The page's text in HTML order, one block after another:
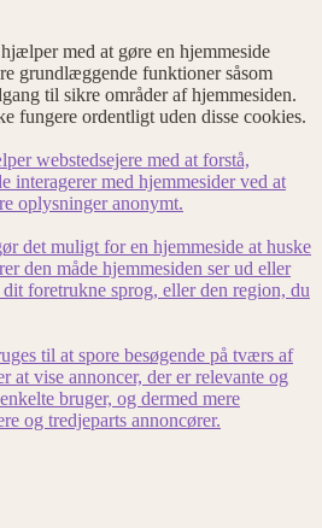
med at gøre en hjemmeside
grundlæggende funktioner såsom
til sikre områder af hjemmesiden.
fungere ordentligt uden disse cookies.
webstedsejere med at forstå,
interagerer med hjemmesider ved at
oplysninger anonymt.
det muligt for en hjemmeside at huske
den måde hjemmesiden ser ud eller
foretrukne sprog, eller den region, du
til at spore besøgende på tværs af
at vise annoncer, der er relevante og
bruger, og dermed mere
og tredjeparts annoncører.